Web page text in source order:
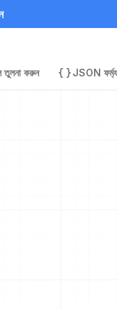
তুলনা করুন JSON